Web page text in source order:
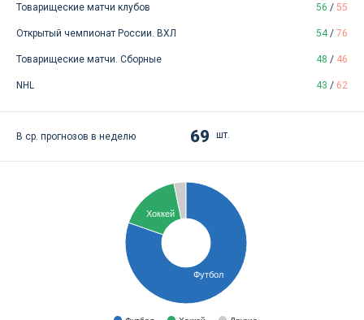
Товарищеские матчи клубов 56 / 55
Открытый чемпионат России. ВХЛ 54/ 76
Товарищеские матчи. Сборные 48 / 46
NHL 43 / 62
В ср. прогнозов в неделю 69 шт.
Хоккей
Футбол